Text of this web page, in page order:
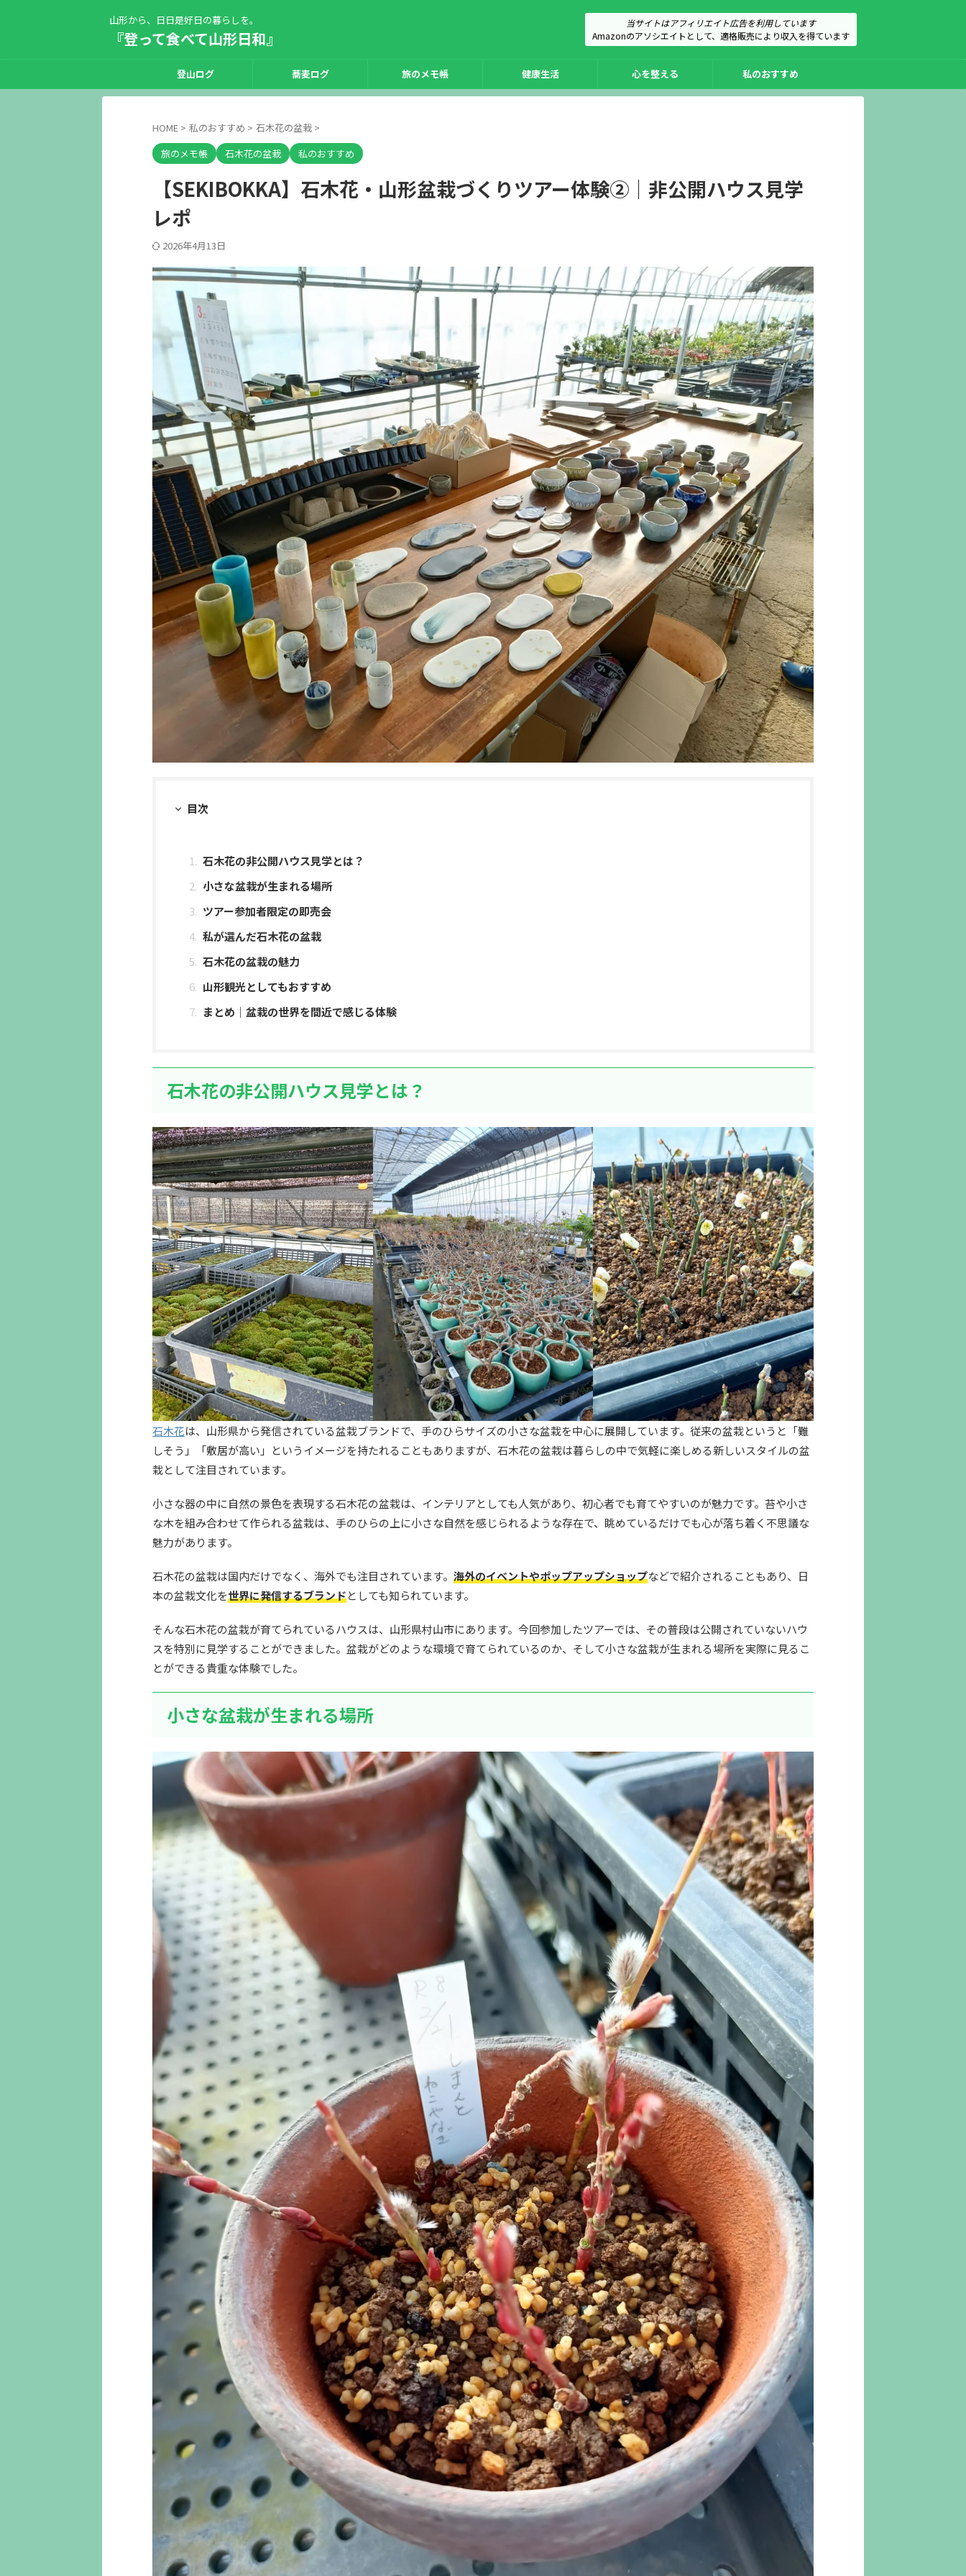
山形から、日日是好日の暮らしを。
『登って食べて山形日和』
当サイトはアフィリエイト広告を利用しています
Amazonのアソシエイトとして、適格販売により収入を得ています
登山ログ 蕎麦ログ 旅のメモ帳 健康生活 心を整える 私のおすすめ
HOME > 私のおすすめ > 石木花の盆栽 >
旅のメモ帳
石木花の盆栽 私のおすすめ
【SEKIBOKKA】石木花・山形盆栽づくりツアー体験②｜非公開ハウス見学
レポ
2026年4月13日
目次
石木花の非公開ハウス見学とは？
小さな盆栽が生まれる場所
ツアー参加者限定の即売会
私が選んだ石木花の盆栽
石木花の盆栽の魅力
山形観光としてもおすすめ
まとめ｜盆栽の世界を間近で感じる体験
石木花の非公開ハウス見学とは？
石木花は、山形県から発信されている盆栽ブランドで、手のひらサイズの小さな盆栽を中心に展開しています。従来の盆栽というと「難
しそう」「敷居が高い」というイメージを持たれることもありますが、石木花の盆栽は暮らしの中で気軽に楽しめる新しいスタイルの盆
栽として注目されています。
小さな器の中に自然の景色を表現する石木花の盆栽は、インテリアとしても人気があり、初心者でも育てやすいのが魅力です。苔や小さ
な木を組み合わせて作られる盆栽は、手のひらの上に小さな自然を感じられるような存在で、眺めているだけでも心が落ち着く不思議な
魅力があります。
石木花の盆栽は国内だけでなく、海外でも注目されています。 海外のイベントやポップアップショップなどで紹介されることもあり、日
本の盆栽文化を世界に発信するブランドとしても知られています。
そんな石木花の盆栽が育てられているハウスは、山形県村山市にあります。今回参加したツアーでは、その普段は公開されていないハウ
スを特別に見学することができました。盆栽がどのような環境で育てられているのか、そして小さな盆栽が生まれる場所を実際に見るこ
とができる貴重な体験でした。
小さな盆栽が生まれる場所